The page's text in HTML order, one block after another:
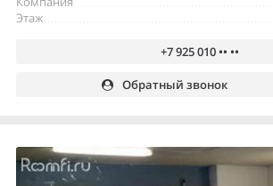
Этаж
+7 925 010 •• ••
Обратный звонок